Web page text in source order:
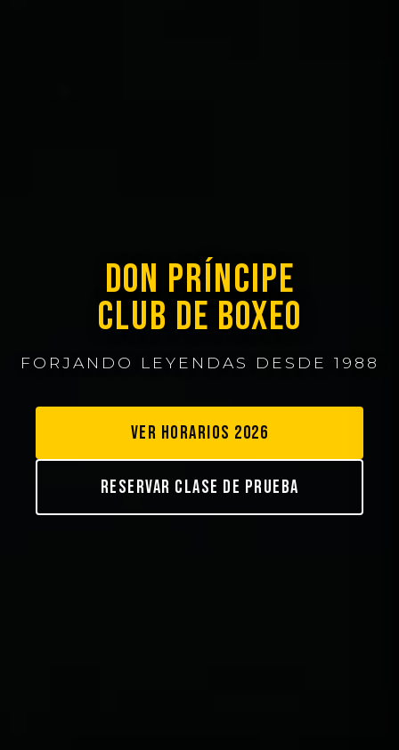
DON PRÍNCIPE
CLUB DE BOXEO
FORJANDO LEYENDAS DESDE 1988
VER HORARIOS 2026
RESERVAR CLASE DE PRUEBA